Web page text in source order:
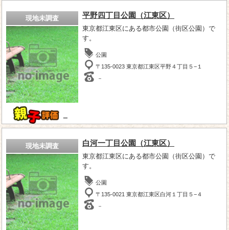
現地未調査
－
平野四丁目公園（江東区）
東京都江東区にある都市公園（街区公園）で
す。
公園
〒135-0023 東京都江東区平野４丁目５−１
－
現地未調査 白河一丁目公園（江東区）
東京都江東区にある都市公園（街区公園）で
す。
公園
〒135-0021 東京都江東区白河１丁目５−４
－